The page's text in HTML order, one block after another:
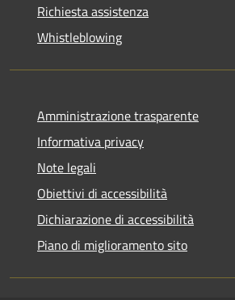
Richiesta assistenza
Whistleblowing
Amministrazione trasparente
Informativa privacy
Note legali
Obiettivi di accessibilità
Dichiarazione di accessibilità
Piano di miglioramento sito